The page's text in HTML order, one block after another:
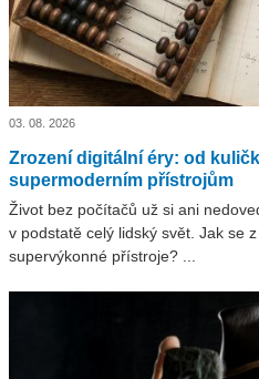
03. 08. 2026
Zrození digitální éry: od
supermoderním přístrojům
Život bez počítačů už si ani
v podstatě celý lidský svět. Jak se
supervýkonné přístroje? ...